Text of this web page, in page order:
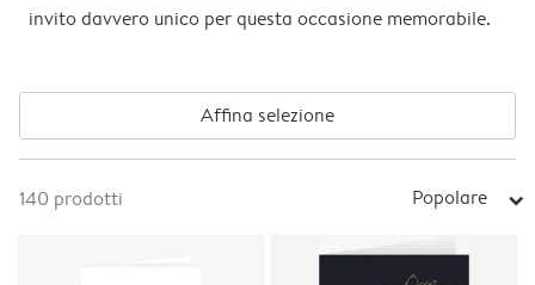
invito davvero unico per questa occasione memorabile.
Affina selezione
140 prodotti Popolare arrow_right